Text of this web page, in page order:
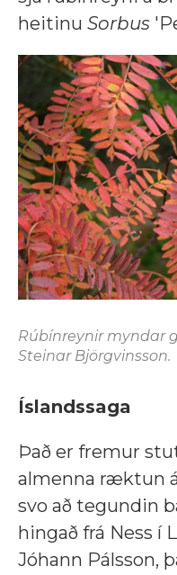
heitinu Sorbus
Rúbínreynir myndar
Steinar Björgvinsson.
Íslandssaga
Það er fremur
almenna ræktun
svo að tegundin
hingað frá Ness í
Jóhann Pálsson,